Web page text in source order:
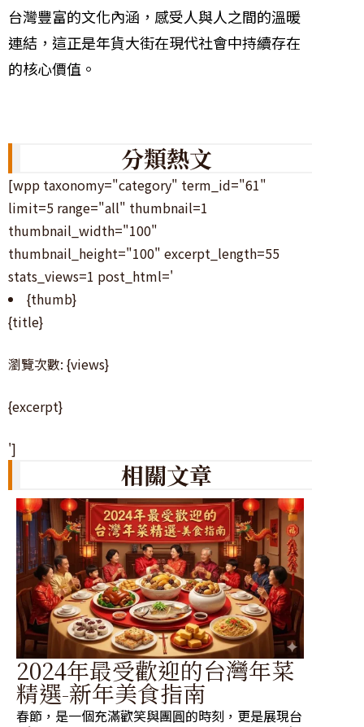
台灣豐富的文化內涵，感受人與人之間的溫暖
連結，這正是年貨大街在現代社會中持續存在
的核心價值。
分類熱文
[wpp taxonomy="category" term_id="61"
limit=5 range="all" thumbnail=1
thumbnail_width="100"
thumbnail_height="100" excerpt_length=55
stats_views=1 post_html='
{thumb}
{title}
瀏覽次數: {views}
{excerpt}
']
相關文章
2024年最受歡迎的台灣年菜
精選-新年美食指南
春節，是一個充滿歡笑與團圓的時刻，更是展現台